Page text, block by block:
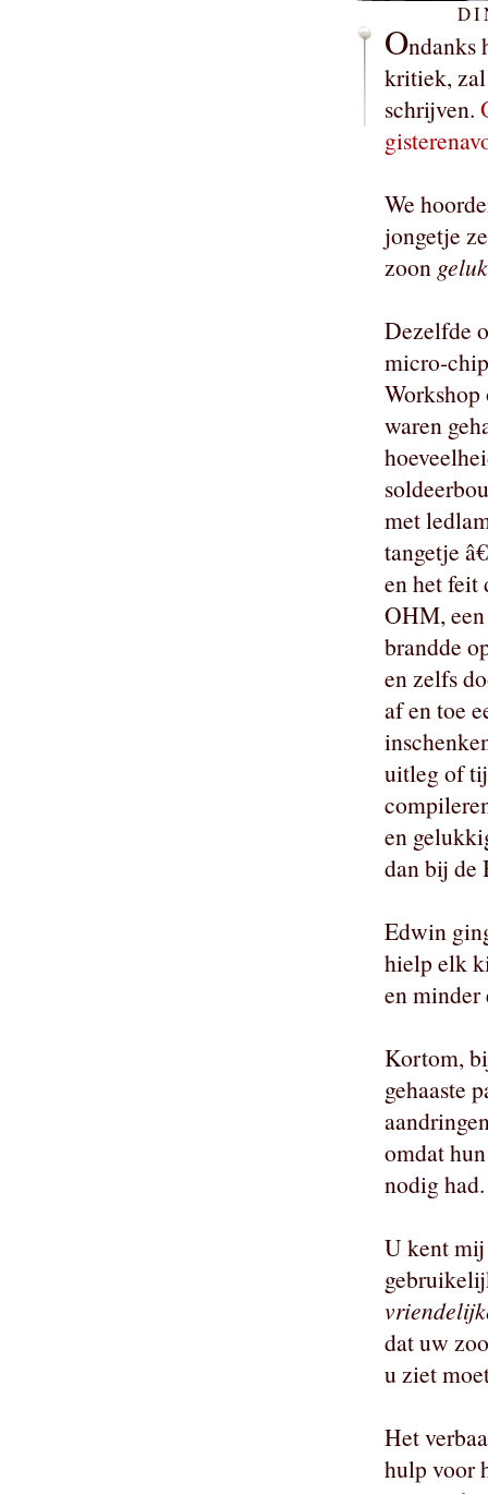
Ondanks
kritiek, zal
schrijven.
We
jongetje
zoon
Dezelfde
micro-
waren
met
tangetje
en het feit
OHM,
brandde
en zelfs
af en toe
uitleg of
en
dan bij de
Edwin
hielp elk
en minder
Kortom,
gehaaste
omdat
nodig
U kent
dat uw
u ziet
Het
hulp voor